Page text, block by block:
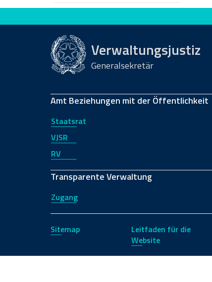
Bewerten Sie diese Seite
Verwaltungsjustiz
Generalsekretär
Amt Beziehungen mit der Öffentlichkeit
Staatsrat
VJSR
RV
Transparente Verwaltung
Zugang
Sitemap
Leitfaden für die
Website